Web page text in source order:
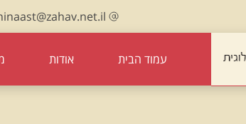
עמוד הבית אודות